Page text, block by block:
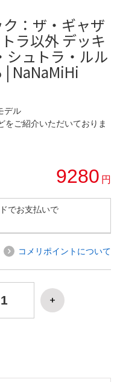
：ザ・ギャザ
以外 デッキ
シュトラ・ルル
| NaNaMiHi
デル
をご紹介いただいておりま
9280 円
でお支払いで
コメリポイントについて